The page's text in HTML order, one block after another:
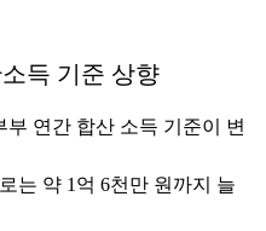
득 기준 상향
연간 합산 소득 기준이 변
는 약 1억 6천만 원까지 늘